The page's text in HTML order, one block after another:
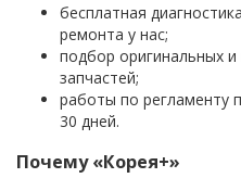
бесплатная
ремонта у нас;
подбор оригинальных
запчастей;
работы по регламенту
30 дней.
Почему «Корея+»